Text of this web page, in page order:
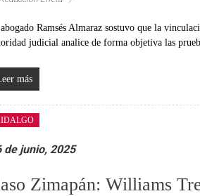
Ramsés Almaraz sostuvo que la
judicial analice de forma objetiva las
más
de junio, 2025
Zimapán: Williams